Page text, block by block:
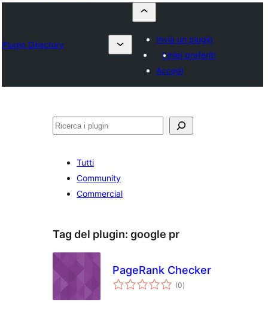
Plugin Directory
Invia un plugin
I miei preferiti
Accedi
Cerca
Tutti
Community
Commercial
Tag del plugin: google pr
PageRank Checker
(0valutazioni
totali
)